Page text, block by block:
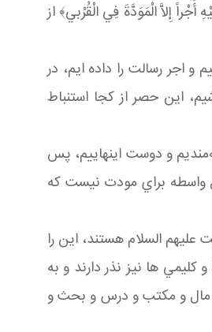
إِلاَّ الْمَوَدَّةَ فِي الْقُرْبي﴾ از
و اجر رسالت را داده ایم، در
اين حصر از كجا استنباط
و دوست اينهاييم، پس
واسطه براي مودت نيست كه
السلام هستند، اين را
ها نیز نذر دارند و به
مال و مكتب و درس و بحث و